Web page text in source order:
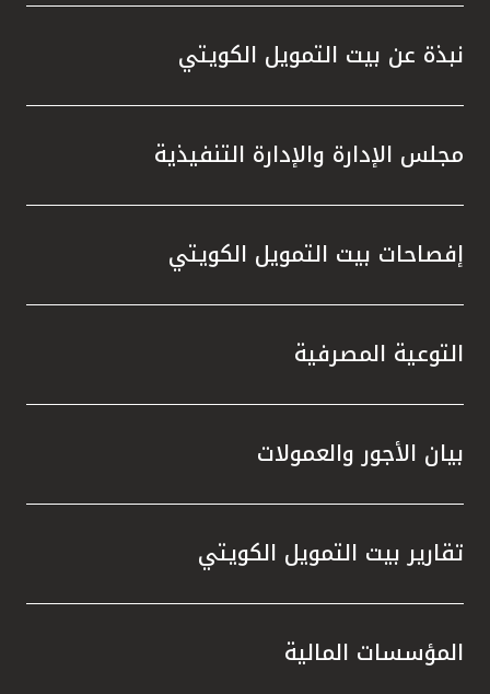
نبذة عن بيت التمويل الكويتي
مجلس الإدارة والإدارة التنفيذية
إفصاحات بيت التمويل الكويتي
التوعية المصرفية
بيان الأجور والعمولات
تقارير بيت التمويل الكويتي
المؤسسات المالية